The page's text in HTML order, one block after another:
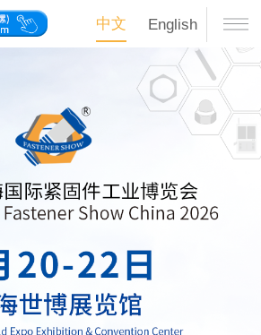
中文 English